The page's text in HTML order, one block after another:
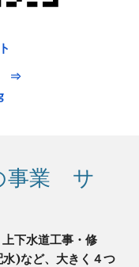
ト
⇒
事業 サ
下水道工事・修
)など、大きく４つ